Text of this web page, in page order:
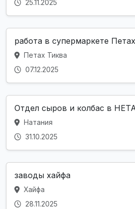
25.11.2025
работа в супермаркете
Петах Тиква
07.12.2025
Отдел сыров и колбас в
Натания
31.10.2025
заводы хайфа
Хайфа
28.11.2025